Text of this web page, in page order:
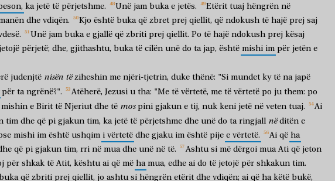
ka jetë të përjetshme. Unë jam buka e jetës. Etërit tuaj hëngrën në
dhe vdiqën. Kjo është buka që zbret prej qiellit, që ndokush të hajë prej saj
Unë jam buka e gjallë që zbriti prej qiellit. Po të hajë ndokush prej kësaj
jetojë përjetë; dhe, gjithashtu, buka të cilën unë do ta jap, është mishi im për jetën e
judenjtë nisën të ziheshin me njëri-tjetrin, duke thënë: "Si mundet ky të na japë
për ta ngrënë?". Atëherë, Jezusi u tha: "Me të vërtetë, me të vërtetë po ju them: po
mishin e Birit të Njeriut dhe të mos pini gjakun e tij, nuk keni jetë në veten tuaj.
Ai
tim dhe që pi gjakun tim, ka jetë të përjetshme dhe unë do ta ringjall në ditën e
mishi im është ushqim i vërtetë dhe gjaku im është pije e vërtetë. Ai që ha
që pi gjakun tim, rri në mua dhe unë në të. Ashtu si më dërgoi mua Ati që jeton
për shkak të Atit, kështu ai që më ha mua, edhe ai do të jetojë për shkakun tim.
buka që zbriti prej qiellit, jo ashtu si hëngrën etërit dhe vdiqën; ai që ha këtë bukë,